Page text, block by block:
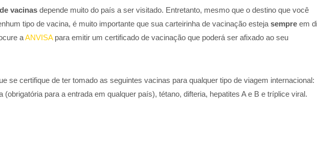
vacinas depende muito do país a ser visitado. Entretanto, mesmo que o destino que você
tipo de vacina, é muito importante que sua carteirinha de vacinação esteja sempre em
aANVISApara emitir um certificado de vacinação que poderá ser afixado ao seu
se certifique de ter tomado as seguintes vacinas para qualquer tipo de viagem internacional:
(obrigatória para a entrada em qualquer país), tétano, difteria, hepatites A e B e tríplice viral.